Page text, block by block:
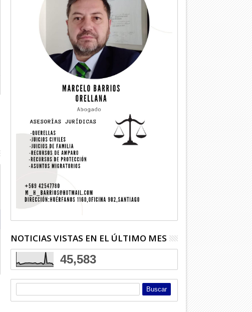
Adulto mayor murió atropellado
en la carretera
Dos detenidos por robo en
Licantén
NOTICIAS VISTAS EN EL ÚLTIMO MES
45,583